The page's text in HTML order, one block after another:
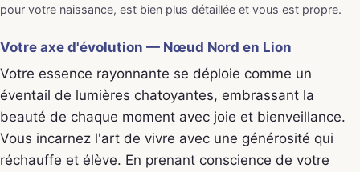
pour votre naissance, est bien plus détaillée et vous est propre.
Votre axe d'évolution — Nœud Nord en Lion
Votre essence rayonnante se déploie comme un
éventail de lumières chatoyantes, embrassant la
beauté de chaque moment avec joie et bienveillance.
Vous incarnez l'art de vivre avec une générosité qui
réchauffe et élève. En prenant conscience de votre